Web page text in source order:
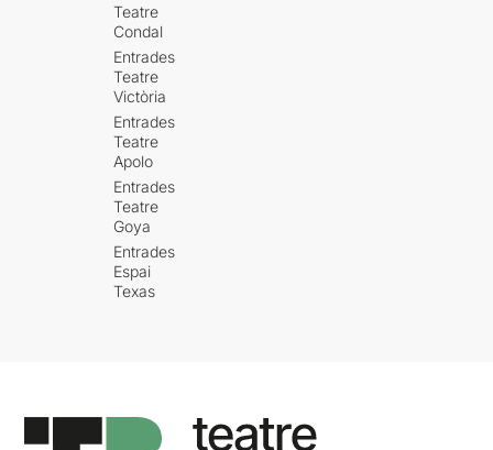
Teatre
Condal
Entrades
Teatre
Victòria
Entrades
Teatre
Apolo
Entrades
Teatre
Goya
Entrades
Espai
Texas